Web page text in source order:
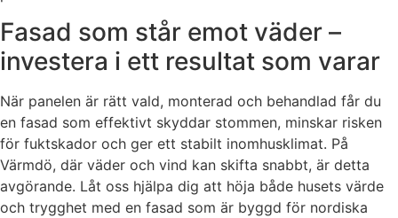
Fasad som står emot väder –
investera i ett resultat som varar
När panelen är rätt vald, monterad och behandlad får du
en fasad som effektivt skyddar stommen, minskar risken
för fuktskador och ger ett stabilt inomhusklimat. På
Värmdö, där väder och vind kan skifta snabbt, är detta
avgörande. Låt oss hjälpa dig att höja både husets värde
och trygghet med en fasad som är byggd för nordiska